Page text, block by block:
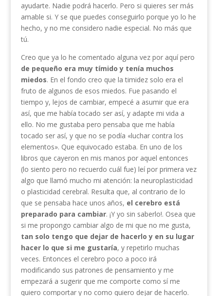
ayudarte. Nadie podrá hacerlo. Pero si quieres ser más
amable si. Y se que puedes conseguirlo porque yo lo he
hecho, y no me considero nadie especial. No más que
tú.
Creo que ya lo he comentado alguna vez por aquí pero
de pequeño era muy tímido y tenía muchos
miedos. En el fondo creo que la timidez solo era el
fruto de algunos de esos miedos. Fue pasando el
tiempo y, lejos de cambiar, empecé a asumir que era
así, que me había tocado ser así, y adapte mi vida a
ello. No me gustaba pero pensaba que me había
tocado ser así, y que no se podía «luchar contra los
elementos». Que equivocado estaba. En uno de los
libros que cayeron en mis manos por aquel entonces
(lo siento pero no recuerdo cuál fue) leí por primera vez
algo que llamó mucho mi atención: la neuroplasticidad
o plasticidad cerebral. Resulta que, al contrario de lo
que se pensaba hace unos años, el cerebro está
preparado para cambiar. ¡Y yo sin saberlo!. Osea que
si me propongo cambiar algo de mi que no me gusta,
tan solo tengo que dejar de hacerlo y en su lugar
hacer lo que si me gustaría, y repetirlo muchas
veces. Entonces el cerebro poco a poco irá
modificando sus patrones de pensamiento y me
empezará a sugerir que me comporte como sí me
quiero comportar y no como quiero dejar de hacerlo.